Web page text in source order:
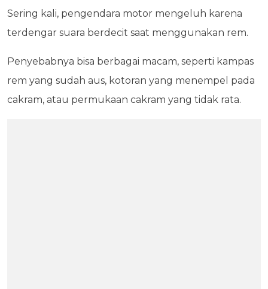
Sering kali, pengendara motor mengeluh karena
terdengar suara berdecit saat menggunakan rem.
Penyebabnya bisa berbagai macam, seperti kampas
rem yang sudah aus, kotoran yang menempel pada
cakram, atau permukaan cakram yang tidak rata.